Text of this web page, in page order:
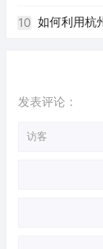
电话）
10 如何利用杭
发表评论：